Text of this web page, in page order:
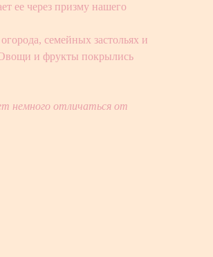
ее через призму нашего
семейных застольях и
Овощи и фрукты покрылись
немного отличаться от